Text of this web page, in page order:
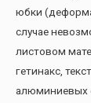
юбки
случае
листовом
гетинакс,
алюминиевых